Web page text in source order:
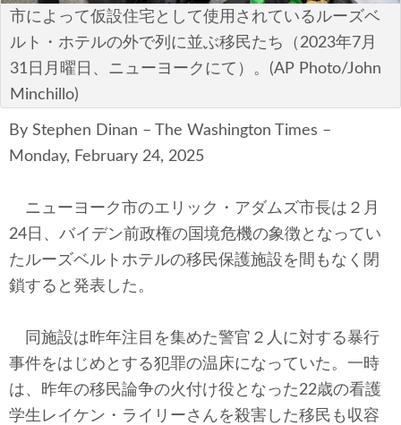
ポリシー
税制・予算
エネルギー・環境
サイバーセキュリティ―
国境・移民政策
テクノロジー
社説
ビル・ガーツ
市によって仮設住宅として使用されているルーズベ
ルト・ホテルの外で列に並ぶ移民たち（2023年7月
31日月曜日、ニューヨークにて）。(AP Photo/John
Minchillo)
By Stephen Dinan – The Washington Times –
Monday, February 24, 2025
ニューヨーク市のエリック・アダムズ市長は２月
24日、バイデン前政権の国境危機の象徴となってい
たルーズベルトホテルの移民保護施設を間もなく閉
鎖すると発表した。
同施設は昨年注目を集めた警官２人に対する暴行
事件をはじめとする犯罪の温床になっていた。一時
は、昨年の移民論争の火付け役となった22歳の看護
学生レイケン・ライリーさんを殺害した移民も収容